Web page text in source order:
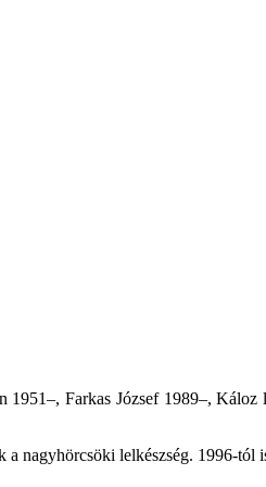
1951–, Farkas József 1989–,
nagyhörcsöki lelkészség. 1996-tól